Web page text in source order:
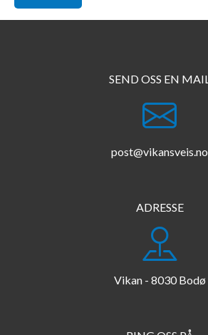
SEND OSS EN MAIL
post@vikansveis.no
ADRESSE
Vikan - 8030 Bodø